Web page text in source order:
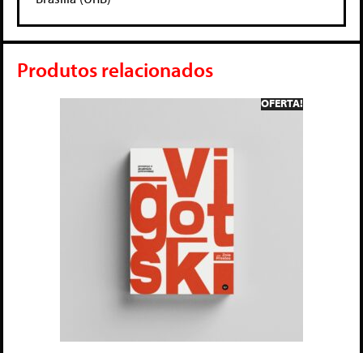
Produtos relacionados
OFERTA!